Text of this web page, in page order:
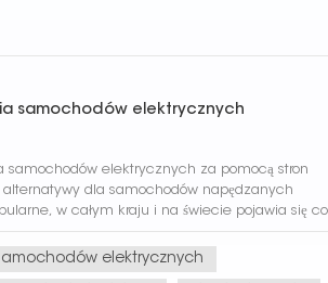
samochodów elektrycznych
samochodów elektrycznych za pomocą stron
dla samochodów napędzanych
w całym kraju i na świecie pojawia się
Wraz z rosnącą po...
elektrycznych